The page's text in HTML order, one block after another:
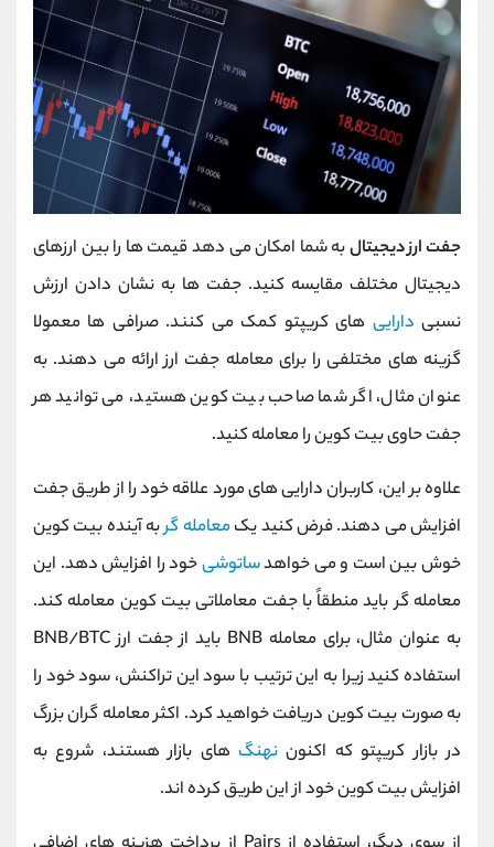
جفت ارز دیجیتالبه شما امکان می دهد قیمت ها را بین ارزهای
دیجیتال مختلف مقایسه کنید. جفت ها به نشان دادن ارزش
نسبی دارایی های کریپتو کمک می کنند. صرافی ها معمولا
گزینه های مختلفی را برای معامله جفت ارز ارائه می دهند. به
عنوان مثال، اگر شما صاحب بیت کوین هستید، می توانید هر
جفت حاوی بیت کوین را معامله کنید.
علاوه بر این، کاربران دارایی های مورد علاقه خود را از طریق جفت
افزایش می دهند. فرض کنید یکمعامله گربه آینده بیت کوین
خوش بین است و می خواهدساتوشیخود را افزایش دهد. این
معامله گر باید منطقاً با جفت معاملاتی بیت کوین معامله کند.
به عنوان مثال، برای معامله BNB باید از جفت ارز BNB/BTC
استفاده کنید زیرا به این ترتیب با سود این تراکنش، سود خود را
به صورت بیت کوین دریافت خواهید کرد. اکثر معامله گران بزرگ
در بازار کریپتو که اکنون نهنگ های بازار هستند، شروع به
افزایش بیت کوین خود از این طریق کرده اند.